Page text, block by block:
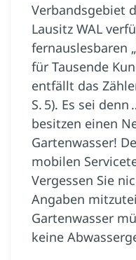
Verbandsgebiet
Lausitz WAL
fernauslesbaren
für Tausende
entfällt das
S. 5). Es sei denn
besitzen einen
Gartenwasser!
mobilen
Vergessen Sie
Angaben
Gartenwasser
keine